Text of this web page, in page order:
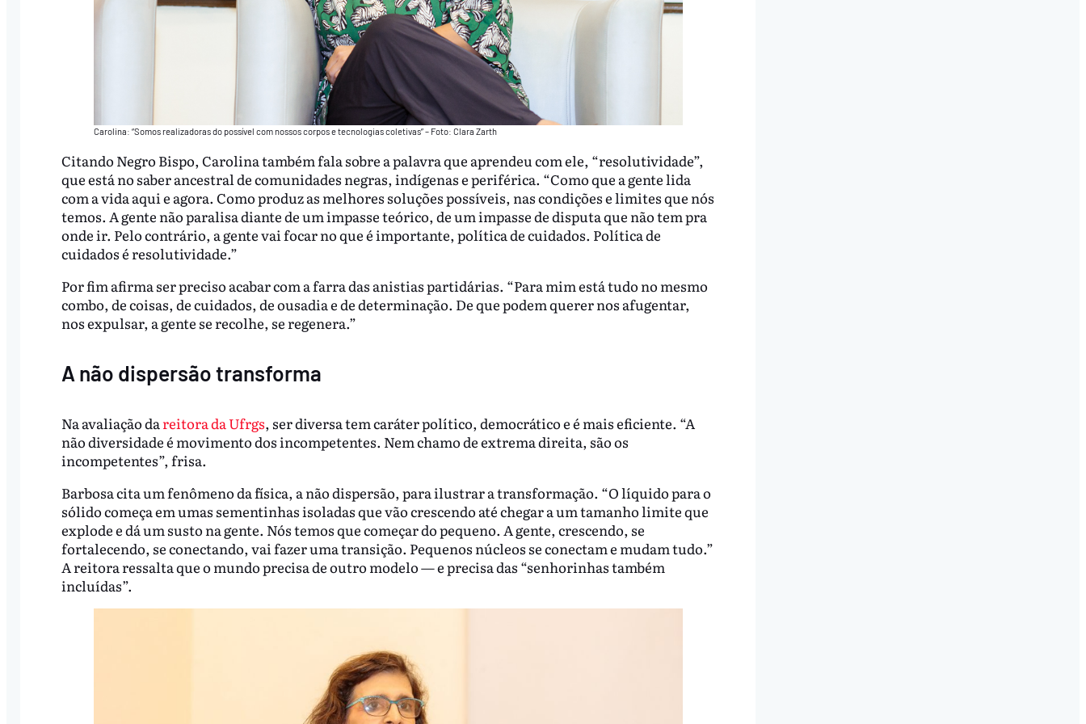
Carolina: “Somos realizadoras do possível com nossos corpos e tecnologias coletivas” – Foto: Clara Zarth
Citando Negro Bispo, Carolina também fala sobre a palavra que aprendeu com ele, “resolutividade”,
que está no saber ancestral de comunidades negras, indígenas e periférica. “Como que a gente lida
com a vida aqui e agora. Como produz as melhores soluções possíveis, nas condições e limites que nós
temos. A gente não paralisa diante de um impasse teórico, de um impasse de disputa que não tem pra
onde ir. Pelo contrário, a gente vai focar no que é importante, política de cuidados. Política de
cuidados é resolutividade.”
Por fim afirma ser preciso acabar com a farra das anistias partidárias. “Para mim está tudo no mesmo
combo, de coisas, de cuidados, de ousadia e de determinação. De que podem querer nos afugentar,
nos expulsar, a gente se recolhe, se regenera.”
A não dispersão transforma
Na avaliação dareitora da Ufrgs, ser diversa tem caráter político, democrático e é mais eficiente. “A
não diversidade é movimento dos incompetentes. Nem chamo de extrema direita, são os
incompetentes”, frisa.
Barbosa cita um fenômeno da física, a não dispersão, para ilustrar a transformação. “O líquido para o
sólido começa em umas sementinhas isoladas que vão crescendo até chegar a um tamanho limite que
explode e dá um susto na gente. Nós temos que começar do pequeno. A gente, crescendo, se
fortalecendo, se conectando, vai fazer uma transição. Pequenos núcleos se conectam e mudam tudo.”
A reitora ressalta que o mundo precisa de outro modelo — e precisa das “senhorinhas também
incluídas”.